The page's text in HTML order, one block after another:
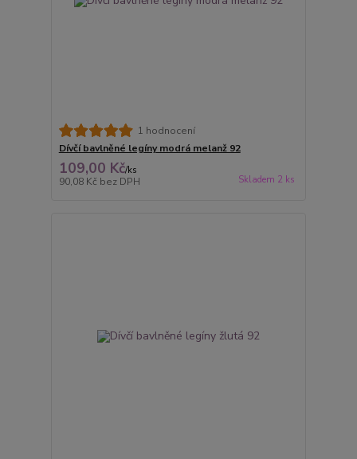
1 hodnocení
Dívčí bavlněné legíny modrá melanž 92
109,00 Kč/ks
90,08 Kč bez DPH Skladem 2 ks